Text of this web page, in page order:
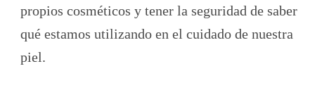
propios cosméticos y tener la seguridad de saber
qué estamos utilizando en el cuidado de nuestra
piel.